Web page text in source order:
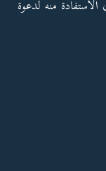
منه لدعوة